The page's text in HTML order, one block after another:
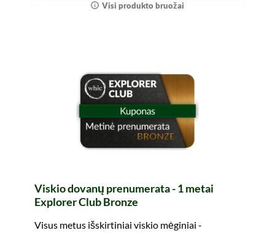
Visi produkto bruožai
Viskio dovanų prenumerata - 1 metai
Explorer Club Bronze
Visus metus išskirtiniai viskio mėginiai -